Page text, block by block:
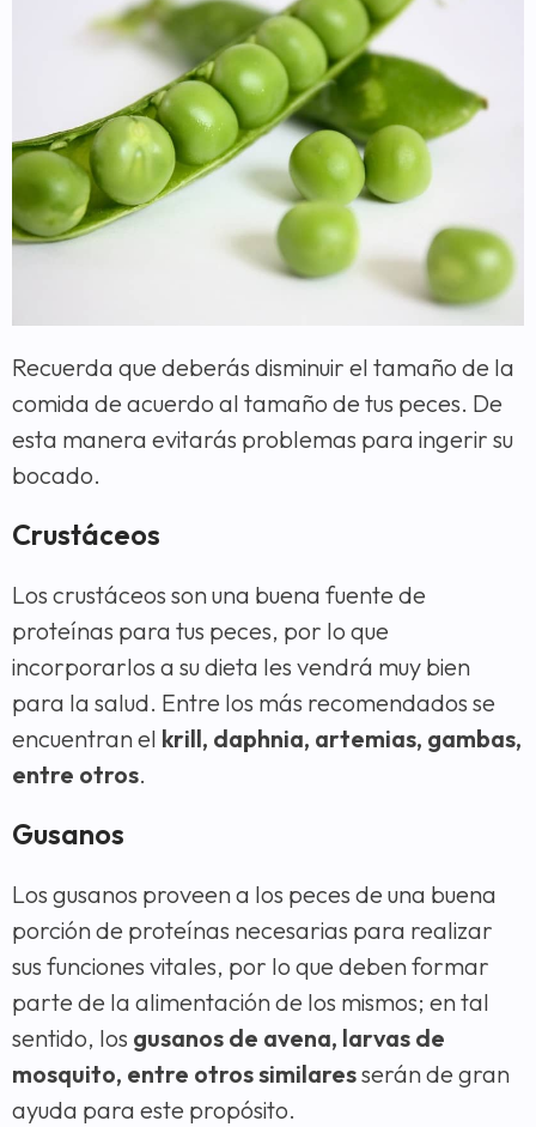
Recuerda que deberás disminuir el tamaño de la
comida de acuerdo al tamaño de tus peces. De
esta manera evitarás problemas para ingerir su
bocado.
Crustáceos
Los crustáceos son una buena fuente de
proteínas para tus peces, por lo que
incorporarlos a su dieta les vendrá muy bien
para la salud. Entre los más recomendados se
encuentran el krill, daphnia, artemias, gambas,
entre otros.
Gusanos
Los gusanos proveen a los peces de una buena
porción de proteínas necesarias para realizar
sus funciones vitales, por lo que deben formar
parte de la alimentación de los mismos; en tal
sentido, los gusanos de avena, larvas de
mosquito, entre otros similaresserán de gran
ayuda para este propósito.